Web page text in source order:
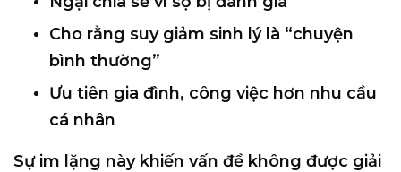
Cho rằng suy giảm sinh lý là “chuyện
bình thường”
Ưu tiên gia đình, công việc hơn nhu cầu
cá nhân
Sự im lặng này khiến vấn đề không được giải